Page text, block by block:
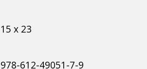
15 x 23
978-612-49051-7-9